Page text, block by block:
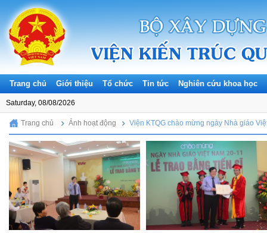
Trang chủ Giới thiệu Tổ chức Tin tức Nghiên cứu khoa học
Saturday, 08/08/2026
Trang chủ Ảnh hoạt động Viện KTQG chào mừng ngày Nhà giáo